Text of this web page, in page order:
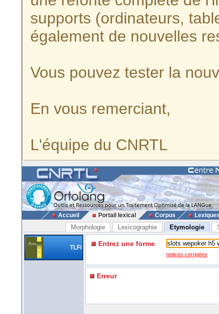
supports (ordinateurs,
également de nouvelles
Vous pouvez tester la
En vous remerciant,
L'équipe du CNRTL
Accueil Portail lexical Corpus
Morphologie Lexicographie Etymologie
TLFi Entrez une forme
notices corrigées
Erreur